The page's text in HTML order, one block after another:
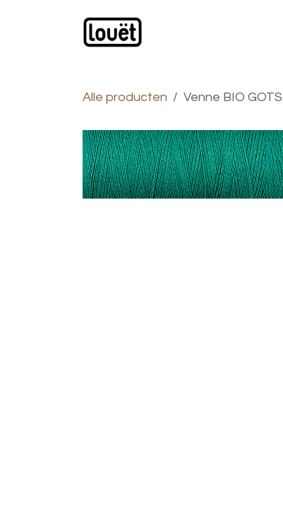
Alle producten Venne BIO